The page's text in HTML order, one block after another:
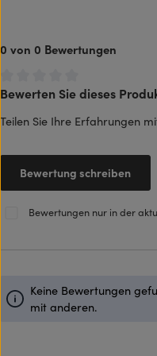
0 von 0 Bewertungen
Durchschnittliche Bewertung
Bewerten Sie dieses
Teilen Sie Ihre Erfahrungen
Bewertung schreiben
Bewertungen nur in der
Keine Bewertungen
mit anderen.